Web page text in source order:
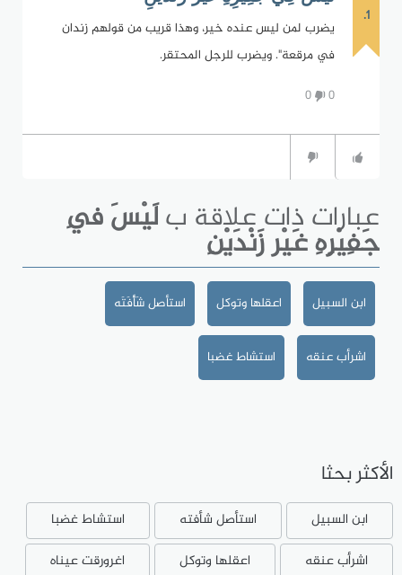
1.
يضرب لمن ليس عنده خير، وهذا قريب من قولهم زندان
في مرقعة". ويضرب للرجل المحتقر.
0
0
عبارات ذات علاقة بلَيْسَ فِي
جَفِيْرِهِ غَيْر زَنْدَيْنِ
ابن السبيل اعقلها وتوكل استأصل شَأْفَتَه
اشرأب عنقه استشاط غضبا
الأكثر بحثا
ابن السبيل استأصل شأفته
استشاط غضبا
اشرأب عنقه
اعقلها وتوكل
اغرورقت عيناه